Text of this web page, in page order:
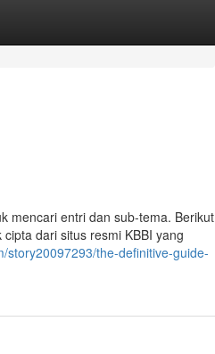
mencari entri dan sub-tema. Berikut
dari situs resmi KBBI yang
story20097293/the-definitive-guide-